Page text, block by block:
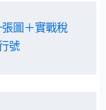
圖＋實戰稅
號